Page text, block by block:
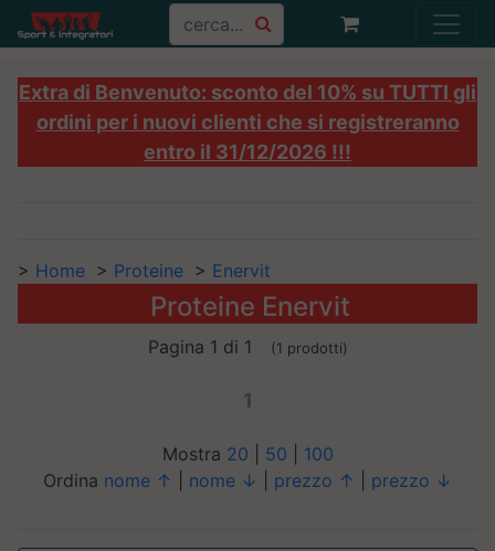
Extra di Benvenuto: sconto del 10% su TUTTI gli
ordini per i nuovi clienti che si registreranno
entro il 31/12/2026 !!!
> Home > Proteine > Enervit
Proteine Enervit
Pagina 1 di 1 (1 prodotti)
1
Mostra 20 50
100
Ordina nome ↑ nome ↓ prezzo ↑ prezzo ↓